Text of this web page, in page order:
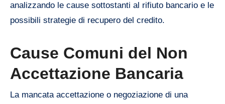
analizzando le cause sottostanti al rifiuto bancario e le
possibili strategie di recupero del credito.
Cause Comuni del Non
Accettazione Bancaria
La mancata accettazione o negoziazione di una